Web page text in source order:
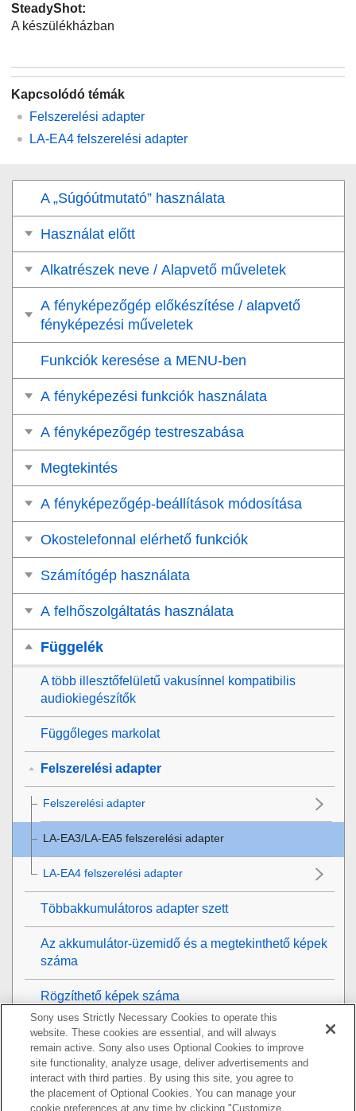
SteadyShot:
A készülékházban
Kapcsolódó témák
Felszerelési adapter
LA-EA4 felszerelési adapter
A „Súgóútmutató” használata
Használat előtt
Alkatrészek neve / Alapvető műveletek
A fényképezőgép előkészítése / alapvető
fényképezési műveletek
Funkciók keresése a MENU-ben
A fényképezési funkciók használata
A fényképezőgép testreszabása
Megtekintés
A fényképezőgép-beállítások módosítása
Okostelefonnal elérhető funkciók
Számítógép használata
A felhőszolgáltatás használata
Függelék
A több illesztőfelületű vakusínnel kompatibilis
audiokiegészítők
Függőleges markolat
Felszerelési adapter
Felszerelési adapter
LA-EA3/LA-EA5 felszerelési adapter
LA-EA4 felszerelési adapter
Többakkumulátoros adapter szett
Az akkumulátor-üzemidő és a megtekinthető képek
száma
Rögzíthető képek száma
Mozgókép-felvételi idők
A képernyőn megjelenő ikonok listája
Az alapértelmezett beállítási értékek jegyzéke
Sony uses Strictly Necessary Cookies to operate this
website. These cookies are essential, and will always
remain active. Sony also uses Optional Cookies to improve
site functionality, analyze usage, deliver advertisements and
interact with third parties. By using this site, you agree to
the placement of Optional Cookies. You can manage your
cookie preferences at any time by clicking "Customize